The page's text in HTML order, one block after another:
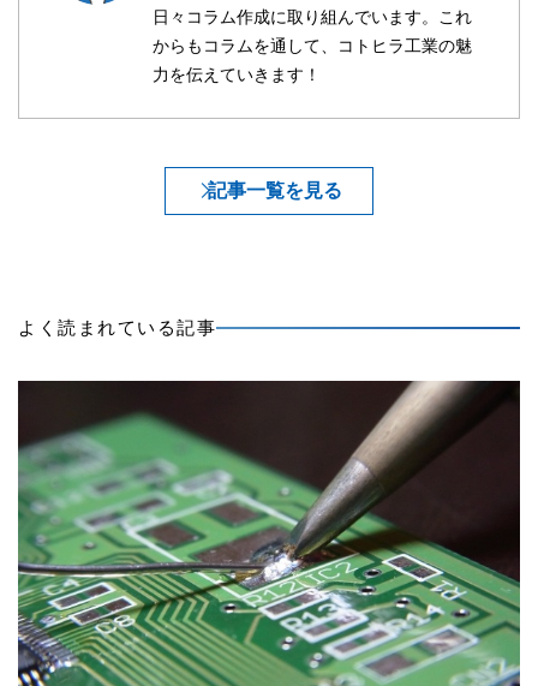
日々コラム作成に取り組んでいます。これ
からもコラムを通して、コトヒラ工業の魅
力を伝えていきます！
記事一覧を見る
よく読まれている記事